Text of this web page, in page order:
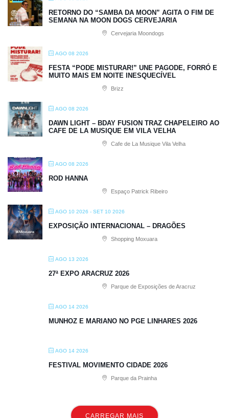
RETORNO DO “SAMBA DA MOON” AGITA O FIM DE
SEMANA NA MOON DOGS CERVEJARIA
Cervejaria Moondogs
AGO 08 2026
FESTA “PODE MISTURAR!” UNE PAGODE, FORRÓ E
MUITO MAIS EM NOITE INESQUECÍVEL
Brizz
AGO 08 2026
DAWN LIGHT – BDAY FUSION TRAZ CHAPELEIRO AO
CAFE DE LA MUSIQUE EM VILA VELHA
Cafe de La Musique Vila Velha
AGO 08 2026
ROD HANNA
Espaço Patrick Ribeiro
AGO 10 2026 - SET 10 2026
EXPOSIÇÃO INTERNACIONAL – DRAGÕES
Shopping Moxuara
AGO 13 2026
27ª EXPO ARACRUZ 2026
Parque de Exposições de Aracruz
AGO 14 2026
MUNHOZ E MARIANO NO PGE LINHARES 2026
AGO 14 2026
FESTIVAL MOVIMENTO CIDADE 2026
Parque da Prainha
CARREGAR MAIS